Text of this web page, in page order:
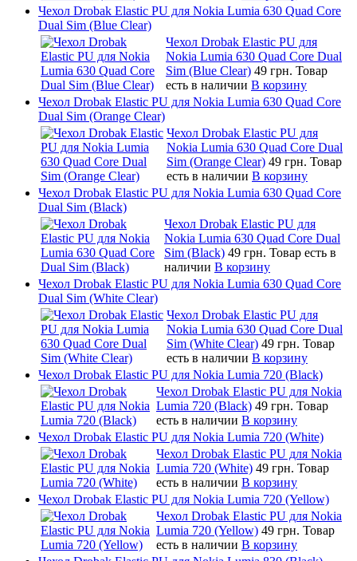
Чехол Drobak Elastic PU для Nokia Lumia 630 Quad Core
Dual Sim (Blue Clear)
Чехол Drobak Elastic PU для
Nokia Lumia 630 Quad Core Dual
Sim (Blue Clear) 49 грн. Товар
есть в наличии В корзину
Чехол Drobak Elastic PU для Nokia Lumia 630 Quad Core
Dual Sim (Orange Clear)
Чехол Drobak Elastic PU для
Nokia Lumia 630 Quad Core Dual
Sim (Orange Clear) 49 грн. Товар
есть в наличии В корзину
Чехол Drobak Elastic PU для Nokia Lumia 630 Quad Core
Dual Sim (Black)
Чехол Drobak Elastic PU для
Nokia Lumia 630 Quad Core Dual
Sim (Black) 49 грн. Товар есть в
наличии В корзину
Чехол Drobak Elastic PU для Nokia Lumia 630 Quad Core
Dual Sim (White Clear)
Чехол Drobak Elastic PU для
Nokia Lumia 630 Quad Core Dual
Sim (White Clear) 49 грн. Товар
есть в наличии В корзину
Чехол Drobak Elastic PU для Nokia Lumia 720 (Black)
Чехол Drobak Elastic PU для Nokia
Lumia 720 (Black) 49 грн. Товар
есть в наличии В корзину
Чехол Drobak Elastic PU для Nokia Lumia 720 (White)
Чехол Drobak Elastic PU для Nokia
Lumia 720 (White) 49 грн. Товар
есть в наличии В корзину
Чехол Drobak Elastic PU для Nokia Lumia 720 (Yellow)
Чехол Drobak Elastic PU для Nokia
Lumia 720 (Yellow) 49 грн. Товар
есть в наличии В корзину